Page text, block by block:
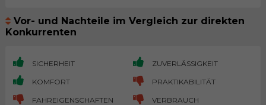
Vor- und Nachteile im Vergleich zur direkten
Konkurrenten
SICHERHEIT ZUVERLÄSSIGKEIT
KOMFORT PRAKTIKABILITÄT
FAHREIGENSCHAFTEN VERBRAUCH